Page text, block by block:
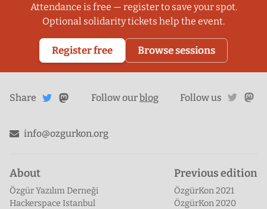
Attendance is free — register to save your spot.
Optional solidarity tickets help the event.
Register free Browse sessions
Share
on
Share on
Mastodon
Follow ourblog Follow us
info@ozgurkon.org
About
Özgür Yazılım Derneği
Hackerspace Istanbul
Previous edition
ÖzgürKon 2021
ÖzgürKon 2020